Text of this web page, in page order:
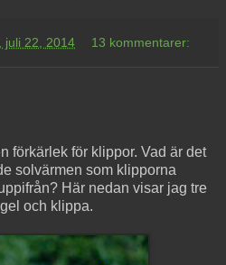
juli 22, 2014 13 kommentarer:
förkärlek för klippor. Vad är det
solvärmen som klipporna
Här nedan visar jag tre
och klippa.